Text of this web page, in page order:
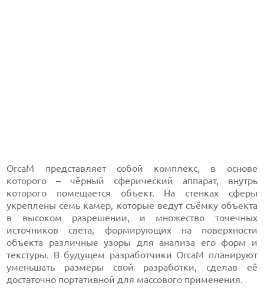
OrcaM представляет собой комплекс, в основе
которого – чёрный сферический аппарат, внутрь
которого помещается объект. На стенках сферы
укреплены семь камер, которые ведут съёмку объекта
в высоком разрешении, и множество точечных
источников света, формирующих на поверхности
объекта различные узоры для анализа его форм и
текстуры. В будущем разработчики OrcaM планируют
уменьшать размеры свой разработки, сделав её
достаточно портативной для массового применения.